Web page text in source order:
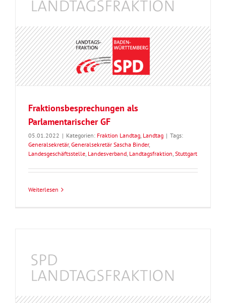
Fraktionsbesprechungen als
Parlamentarischer GF
05.01.2022 | Kategorien: Fraktion Landtag, Landtag | Tags:
Generalsekretär, Generalsekretär Sascha Binder,
Landesgeschäftsstelle, Landesverband, Landtagsfraktion, Stuttgart
Weiterlesen